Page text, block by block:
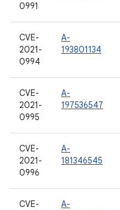
0991
CVE-
2021-
0994
A-
193801134
CVE-
2021-
0995
A-
197536547
CVE-
2021-
0996
A-
181346545
CVE-
A-